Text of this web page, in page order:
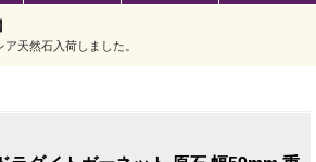
天然石入荷しました。